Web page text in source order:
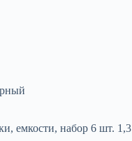
емкости, набор 6 шт. 1,3